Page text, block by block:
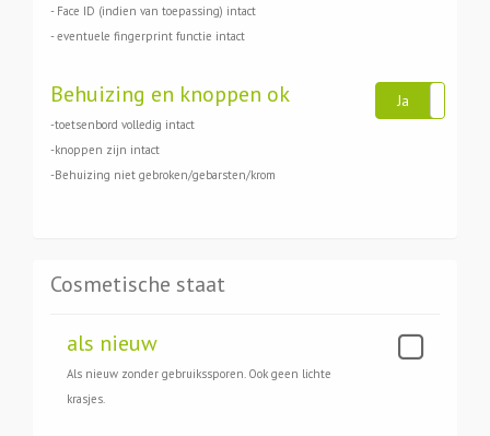
- Face ID (indien van toepassing) intact
- eventuele fingerprint functie intact
Behuizing en knoppen ok
-toetsenbord volledig intact
-knoppen zijn intact
-Behuizing niet gebroken/gebarsten/krom
Ja
Cosmetische staat
als nieuw
Als nieuw zonder gebruikssporen. Ook geen lichte
krasjes.